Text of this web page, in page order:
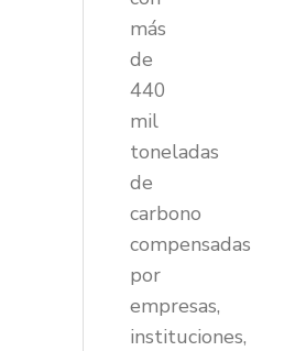
más
de
440
mil
toneladas
de
carbono
compensadas
por
empresas,
instituciones,